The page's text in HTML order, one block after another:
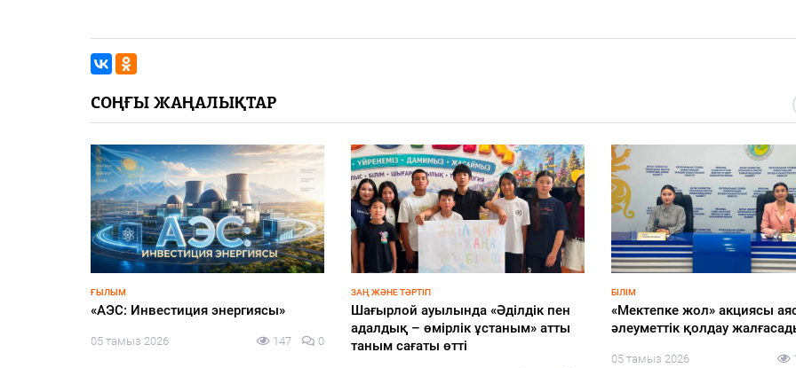
СОҢҒЫ ЖАҢАЛЫҚТАР
ҒЫЛЫМ
«АЭС: Инвестиция энергиясы»
05 тамыз 2026 147 0
ЗАҢ ЖӘНЕ ТӘРТІП
Шағырлой ауылында «Әділдік пен
адалдық – өмірлік ұстаным» атты
таным сағаты өтті
БІЛІМ
«Мектепке жол» акциясы
әлеуметтік қолдау
05 тамыз 2026